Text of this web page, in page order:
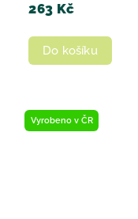
263 Kč
Do košíku
Vyrobeno v ČR